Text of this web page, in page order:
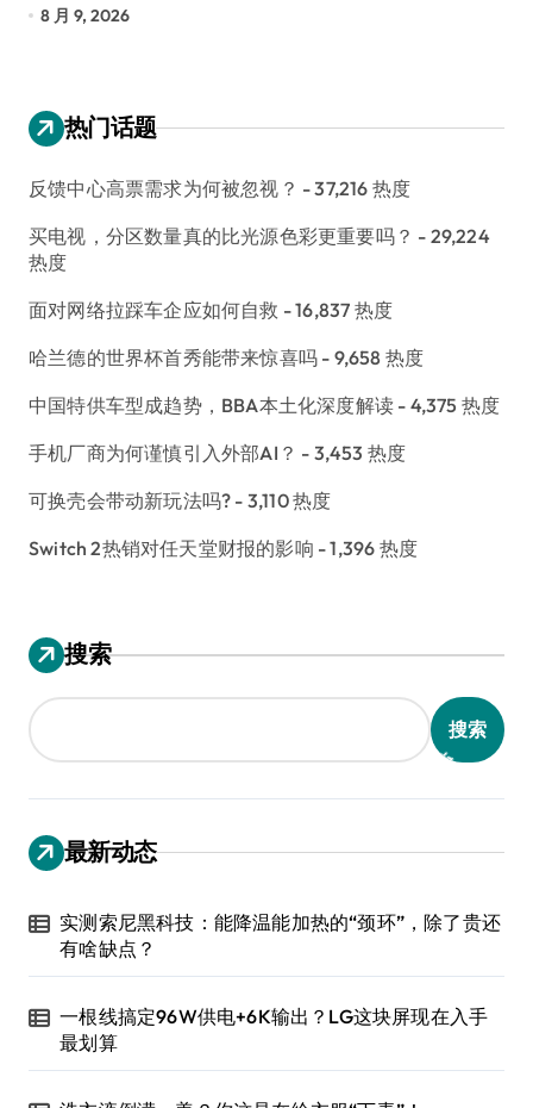
8 月 9, 2026
热门话题
反馈中心高票需求为何被忽视？ - 37,216 热度
买电视，分区数量真的比光源色彩更重要吗？ - 29,224
热度
面对网络拉踩车企应如何自救 - 16,837 热度
哈兰德的世界杯首秀能带来惊喜吗 - 9,658 热度
中国特供车型成趋势，BBA本土化深度解读 - 4,375 热度
手机厂商为何谨慎引入外部AI？ - 3,453 热度
可换壳会带动新玩法吗? - 3,110 热度
Switch 2热销对任天堂财报的影响 - 1,396 热度
搜索
搜索
最新动态
实测索尼黑科技：能降温能加热的“颈环”，除了贵还
有啥缺点？
一根线搞定96W供电+6K输出？LG这块屏现在入手
最划算